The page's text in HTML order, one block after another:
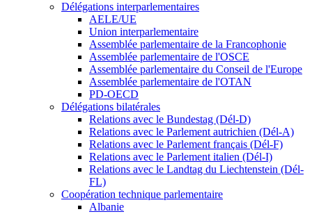
Délégations interparlementaires
AELE/UE
Union interparlementaire
Assemblée parlementaire de la Francophonie
Assemblée parlementaire de l'OSCE
Assemblée parlementaire du Conseil de l'Europe
Assemblée parlementaire de l'OTAN
PD-OECD
Délégations bilatérales
Relations avec le Bundestag (Dél-D)
Relations avec le Parlement autrichien (Dél-A)
Relations avec le Parlement français (Dél-F)
Relations avec le Parlement italien (Dél-I)
Relations avec le Landtag du Liechtenstein (Dél-
FL)
Coopération technique parlementaire
Albanie